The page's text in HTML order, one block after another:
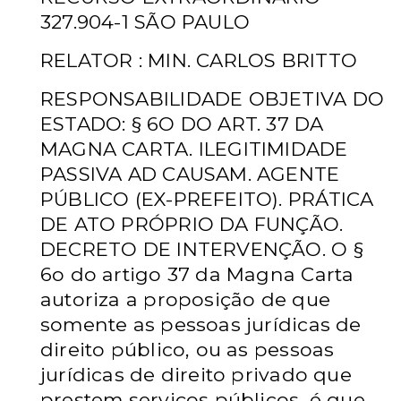
327.904-1 SÃO PAULO
RELATOR : MIN. CARLOS BRITTO
RESPONSABILIDADE OBJETIVA DO
ESTADO: § 6O DO ART. 37 DA
MAGNA CARTA. ILEGITIMIDADE
PASSIVA AD CAUSAM. AGENTE
PÚBLICO (EX-PREFEITO). PRÁTICA
DE ATO PRÓPRIO DA FUNÇÃO.
DECRETO DE INTERVENÇÃO. O §
6o do artigo 37 da Magna Carta
autoriza a proposição de que
somente as pessoas jurídicas de
direito público, ou as pessoas
jurídicas de direito privado que